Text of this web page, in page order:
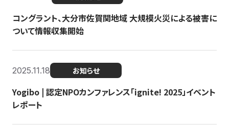
コングラント、大分市佐賀関地域 大規模火災による被害に
ついて情報収集開始
2025.11.18 お知らせ
Yogibo | 認定NPOカンファレンス「ignite! 2025」イベント
レポート